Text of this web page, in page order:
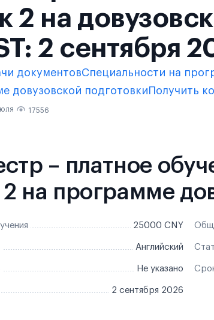
2 на
2 сентября
документовСпециальности на
довузовской подготовки Получить
17556
– платное
2 на программе
25000 CNY
Английский
Не указано
2 сентября 2026